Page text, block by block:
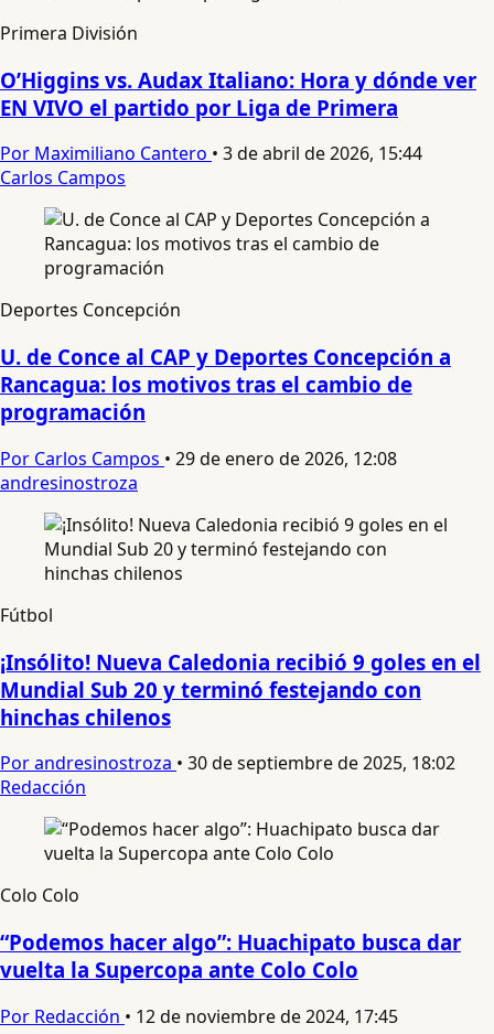
Primera División
O’Higgins vs. Audax Italiano: Hora y dónde ver
EN VIVO el partido por Liga de Primera
Por Maximiliano Cantero • 3 de abril de 2026, 15:44
Carlos Campos
Deportes Concepción
U. de Conce al CAP y Deportes Concepción a
Rancagua: los motivos tras el cambio de
programación
Por Carlos Campos • 29 de enero de 2026, 12:08
andresinostroza
Fútbol
¡Insólito! Nueva Caledonia recibió 9 goles en el
Mundial Sub 20 y terminó festejando con
hinchas chilenos
Por andresinostroza • 30 de septiembre de 2025, 18:02
Redacción
Colo Colo
“Podemos hacer algo”: Huachipato busca dar
vuelta la Supercopa ante Colo Colo
Por Redacción • 12 de noviembre de 2024, 17:45